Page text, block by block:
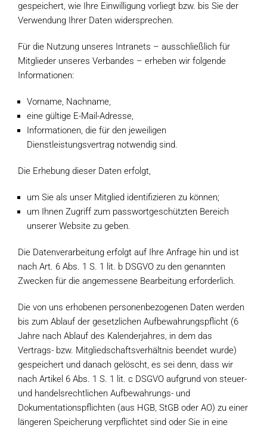
gespeichert, wie Ihre Einwilligung vorliegt bzw. bis Sie der
Verwendung Ihrer Daten widersprechen.
Für die Nutzung unseres Intranets – ausschließlich für
Mitglieder unseres Verbandes – erheben wir folgende
Informationen:
Vorname, Nachname,
eine gültige E-Mail-Adresse,
Informationen, die für den jeweiligen
Dienstleistungsvertrag notwendig sind.
Die Erhebung dieser Daten erfolgt,
um Sie als unser Mitglied identifizieren zu können;
um Ihnen Zugriff zum passwortgeschützten Bereich
unserer Website zu geben.
Die Datenverarbeitung erfolgt auf Ihre Anfrage hin und ist
nach Art. 6 Abs. 1 S. 1 lit. b DSGVO zu den genannten
Zwecken für die angemessene Bearbeitung erforderlich.
Die von uns erhobenen personenbezogenen Daten werden
bis zum Ablauf der gesetzlichen Aufbewahrungspflicht (6
Jahre nach Ablauf des Kalenderjahres, in dem das
Vertrags- bzw. Mitgliedschaftsverhältnis beendet wurde)
gespeichert und danach gelöscht, es sei denn, dass wir
nach Artikel 6 Abs. 1 S. 1 lit. c DSGVO aufgrund von steuer-
und handelsrechtlichen Aufbewahrungs- und
Dokumentationspflichten (aus HGB, StGB oder AO) zu einer
längeren Speicherung verpflichtet sind oder Sie in eine